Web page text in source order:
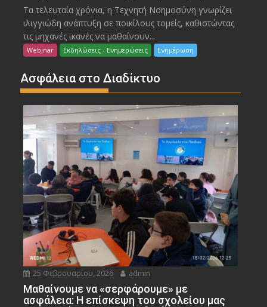
Τα τελευταία χρόνια, η Τεχνητή Νοημοσύνη γνωρίζει
ιλιγγιώδη ανάπτυξη σε ποικίλους τομείς, καθιστώντας
τις μηχανές ικανές να μαθαίνουν...
Webinar Εκδηλώσεις - Ενημερώσεις Ενημέρωση
Ασφάλεια στο Διαδίκτυο
25 Φεβρουαρίου, 2026 admin
Μαθαίνουμε να «σερφάρουμε» με
ασφάλεια: Η επίσκεψη του σχολείου μας